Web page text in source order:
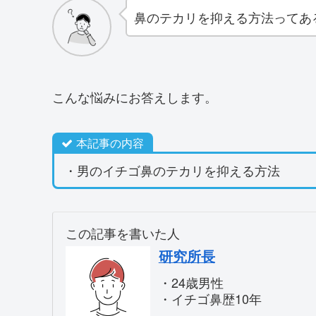
鼻のテカリを抑える方法ってあ
こんな悩みにお答えします。
本記事の内容
・男のイチゴ鼻のテカリを抑える方法
この記事を書いた人
研究所長
・24歳男性
・イチゴ鼻歴10年